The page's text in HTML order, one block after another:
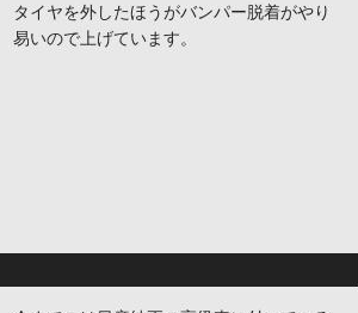
タイヤを外したほうがバンパー脱着がやり
易いので上げています。